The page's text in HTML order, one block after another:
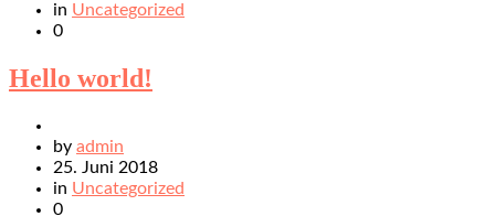
in Uncategorized
0
Hello world!
by admin
25. Juni 2018
in Uncategorized
0